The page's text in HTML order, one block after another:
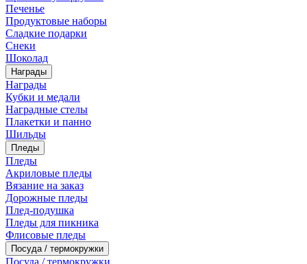
Печенье
Продуктовые наборы
Сладкие подарки
Снеки
Шоколад
Награды
Награды
Кубки и медали
Наградные стелы
Плакетки и панно
Шильды
Пледы
Пледы
Акриловые пледы
Вязание на заказ
Дорожные пледы
Плед-подушка
Пледы для пикника
Флисовые пледы
Посуда / термокружки
Посуда / термокружки